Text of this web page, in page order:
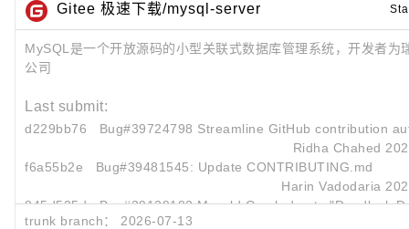
Gitee 极速下载/mysql-server
MySQL是一个开放源码的小型关联式数据库管理系统，开发者为
公司
Last submit:
d229bb76
Bug#39724798 Streamline GitHub contribution
Ridha Chahed
f6a55b2e
Bug#39481545: Update CONTRIBUTING.md
Harin Vadodaria
845d525d
Bug#39129182 Mysqld Crash due to "Deadlock
trunk branch： 2026-07-13